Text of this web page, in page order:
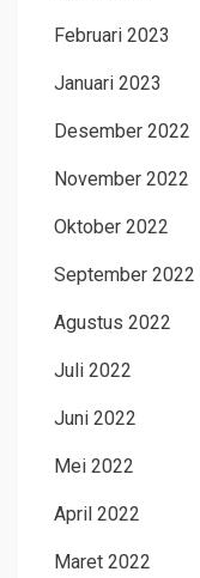
Februari 2023
Januari 2023
Desember 2022
November 2022
Oktober 2022
September 2022
Agustus 2022
Juli 2022
Juni 2022
Mei 2022
April 2022
Maret 2022